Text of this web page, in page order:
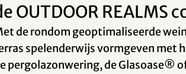
OUTDOOR REALMS
de rondom geoptimaliseerde
spelenderwijs vormgeven met
pergolazonwering, de Glasoase®